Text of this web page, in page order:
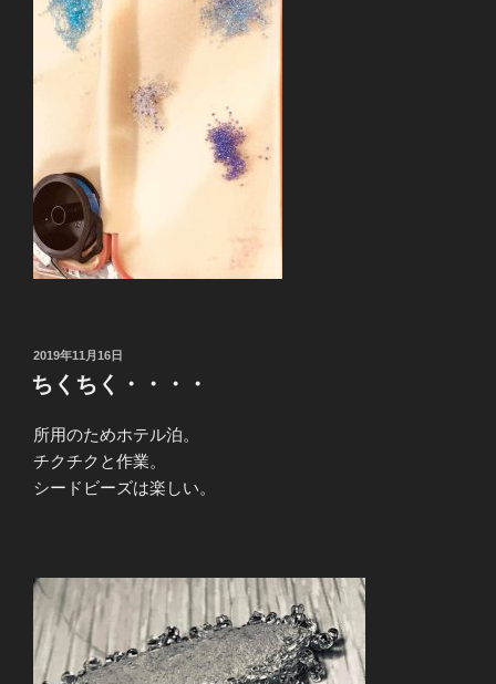
投
稿
日:
2019年11月16日
ちくちく・・・・
所用のためホテル泊。
チクチクと作業。
シードビーズは楽しい。